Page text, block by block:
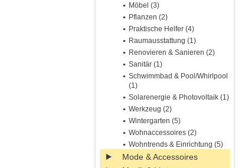
Möbel (3)
Pflanzen (2)
Praktische Helfer (4)
Raumausstattung (1)
Renovieren & Sanieren (2)
Sanitär (1)
Schwimmbad & Pool/Whirlpool
(1)
Solarenergie & Photovoltaik (1)
Werkzeug (2)
Wintergarten (5)
Wohnaccessoires (2)
Wohntrends & Einrichtung (5)
Mode & Accessoires